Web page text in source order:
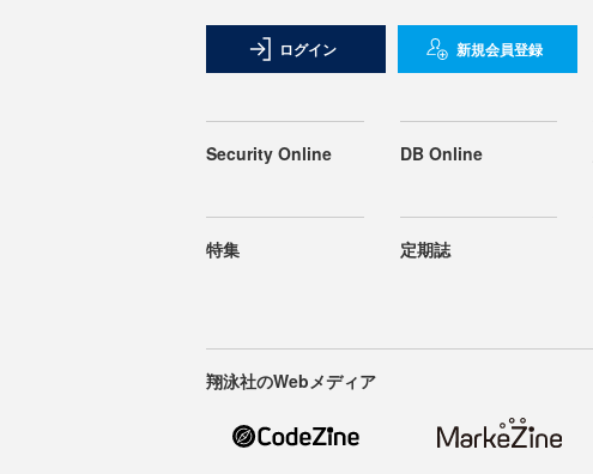
ログイン 新規会員登録
Security Online DB Online
特集 定期誌
翔泳社のWebメディア